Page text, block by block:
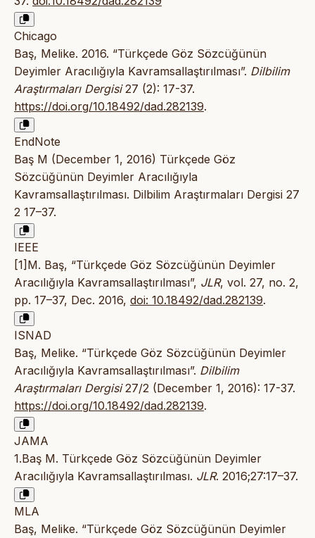
Chicago
Baş, Melike. 2016. “Türkçede Göz Sözcüğünün
Deyimler Aracılığıyla Kavramsallaştırılması”. Dilbilim
Araştırmaları Dergisi27 (2): 17-37.
https://doi.org/10.18492/dad.282139.
EndNote
Baş M (December 1, 2016) Türkçede Göz
Sözcüğünün Deyimler Aracılığıyla
Kavramsallaştırılması. Dilbilim Araştırmaları Dergisi 27
2 17–37.
IEEE
[1]M. Baş, “Türkçede Göz Sözcüğünün Deyimler
Aracılığıyla Kavramsallaştırılması”, JLR, vol. 27, no. 2,
pp. 17–37, Dec. 2016, doi: 10.18492/dad.282139.
ISNAD
Baş, Melike. “Türkçede Göz Sözcüğünün Deyimler
Aracılığıyla Kavramsallaştırılması”. Dilbilim
Araştırmaları Dergisi27/2 (December 1, 2016): 17-37.
https://doi.org/10.18492/dad.282139.
JAMA
1.Baş M. Türkçede Göz Sözcüğünün Deyimler
Aracılığıyla Kavramsallaştırılması. JLR. 2016;27:17–37.
MLA
Baş, Melike. “Türkçede Göz Sözcüğünün Deyimler